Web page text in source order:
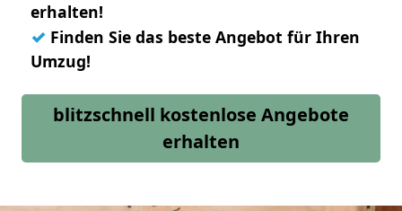
erhalten!
✓ Finden Sie das beste Angebot für Ihren
Umzug!
blitzschnell kostenlose Angebote
erhalten